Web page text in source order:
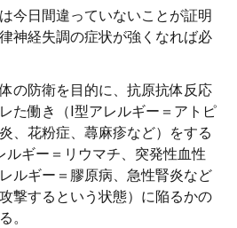
今日間違っていないことが証明
神経失調の症状が強くなれば必
の防衛を目的に、抗原抗体反応
た働き（Ⅰ型アレルギー＝アトピ
、花粉症、蕁麻疹など）をする
ギー＝リウマチ、突発性血性
ルギー＝膠原病、急性腎炎など
撃するという状態）に陥るかの
。